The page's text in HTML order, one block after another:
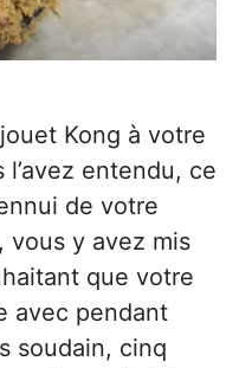
Kong à votre
entendu, ce
de votre
vous y avez mis
que votre
avec pendant
soudain, cinq